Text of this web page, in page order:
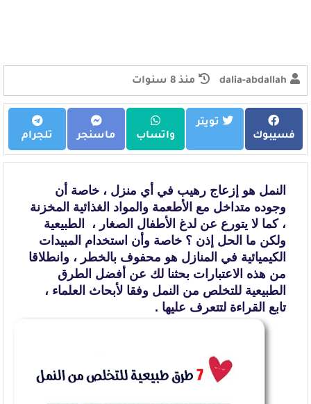
dalia-abdallah منذ 8 سنوات
فسيبوك
تويتر
واتساب
ماسنجر تلجرام
النمل هو إزعاج رهيب في أي منزل ، خاصة أن
وجوده متداخل مع الأطعمة والمواد الغذائية المخزنة
، كما لا يتورع عن لدغ الأطفال الصغار ، الطبيعية
ولكن ما الحل إذن ؟ خاصة وأن استخدام المبيدات
الكيميائية في المنازل هو محفوف بالخطر ، وانطلاقا
من هذه الاعتبارات بحثنا لك عن أفضل الطرق
الطبيعية للتخلص من النمل وفقا لأبحاث العلماء ،
تابع القراءة لتتعرف عليها .